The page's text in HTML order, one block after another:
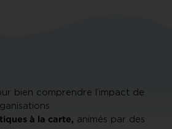
bien comprendre l’impact de
à la carte, animés par des